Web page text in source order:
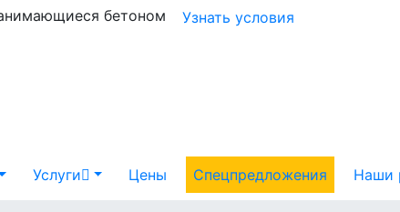
бетоном
Узнать условия
Услуги Цены Спецпредложения Наши